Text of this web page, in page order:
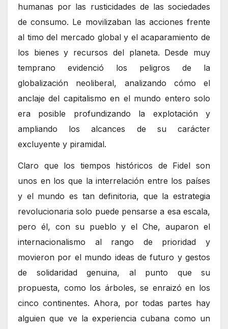
humanas por las rusticidades de las sociedades
de consumo. Le movilizaban las acciones frente
al timo del mercado global y el acaparamiento de
los bienes y recursos del planeta. Desde muy
temprano evidenció los peligros de la
globalización neoliberal, analizando cómo el
anclaje del capitalismo en el mundo entero solo
era posible profundizando la explotación y
ampliando los alcances de su carácter
excluyente y piramidal.
Claro que los tiempos históricos de Fidel son
unos en los que la interrelación entre los países
y el mundo es tan definitoria, que la estrategia
revolucionaria solo puede pensarse a esa escala,
pero él, con su pueblo y el Che, auparon el
internacionalismo al rango de prioridad y
movieron por el mundo ideas de futuro y gestos
de solidaridad genuina, al punto que su
propuesta, como los árboles, se enraizó en los
cinco continentes. Ahora, por todas partes hay
alguien que ve la experiencia cubana como un